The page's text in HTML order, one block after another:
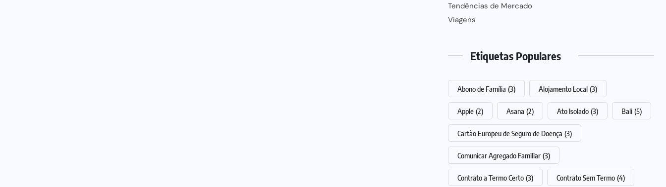
Tendências de Mercado
Viagens
Etiquetas Populares
Abono de Família (3) Alojamento Local (3)
Apple (2) Asana (2) Ato Isolado (3) Bali (5)
Cartão Europeu de Seguro de Doença (3)
Comunicar Agregado Familiar (3)
Contrato a Termo Certo (3) Contrato Sem Termo (4)